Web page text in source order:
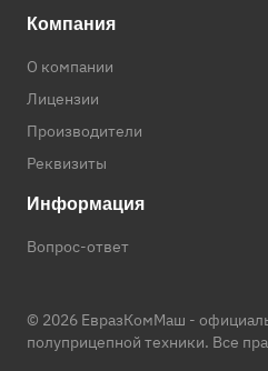
Компания
О компании
Лицензии
Производители
Реквизиты
Информация
Вопрос-ответ
© 2026 ЕвразКомМаш -
полуприцепной техники. Все